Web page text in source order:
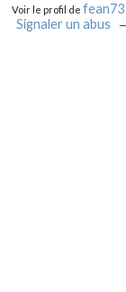
Voir le profil defean73
Signaler un abus